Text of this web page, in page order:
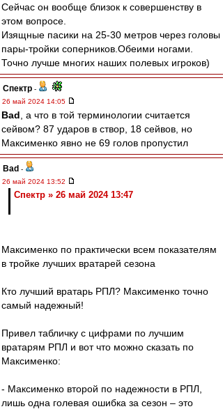
Сейчас он вообще близок к совершенству в
этом вопросе.
Изящные пасики на 25-30 метров через головы
пары-тройки соперников.Обеими ногами.
Точно лучше многих наших полевых игроков)
Спектр -
26 май 2024 14:05
Bad , а что в той терминологии считается
сейвом? 87 ударов в створ, 18 сейвов, но
Максименко явно не 69 голов пропустил
Bad -
26 май 2024 13:52
Спектр » 26 май 2024 13:47
Максименко по практически всем показателям
в тройке лучших вратарей сезона
Кто лучший вратарь РПЛ? Максименко точно
самый надежный!
Привел табличку с цифрами по лучшим
вратарям РПЛ и вот что можно сказать по
Максименко:
- Максименко второй по надежности в РПЛ,
лишь одна голевая ошибка за сезон – это